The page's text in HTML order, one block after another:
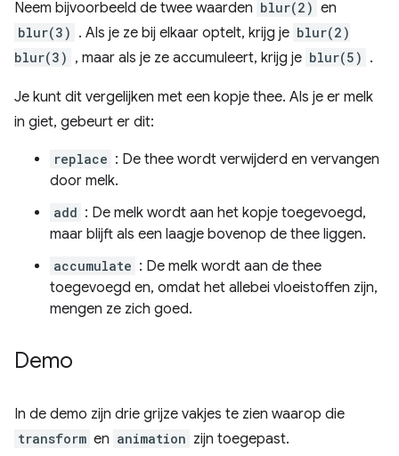
Neem bijvoorbeeld de twee waarden blur(2) en
blur(3) . Als je ze bij elkaar optelt, krijg je blur(2)
blur(3) , maar als je ze accumuleert, krijg je blur(5) .
Je kunt dit vergelijken met een kopje thee. Als je er melk
in giet, gebeurt er dit:
replace : De thee wordt verwijderd en vervangen
door melk.
add : De melk wordt aan het kopje toegevoegd,
maar blijft als een laagje bovenop de thee liggen.
accumulate : De melk wordt aan de thee
toegevoegd en, omdat het allebei vloeistoffen zijn,
mengen ze zich goed.
Demo
In de demo zijn drie grijze vakjes te zien waarop die
transform en animation zijn toegepast.